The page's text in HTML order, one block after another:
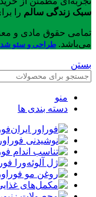
سبک زندگی سالم را
تمامی حقوق مادی و
می‌باشد. طراحی و سئو
بستن
منو
دسته بندی ها